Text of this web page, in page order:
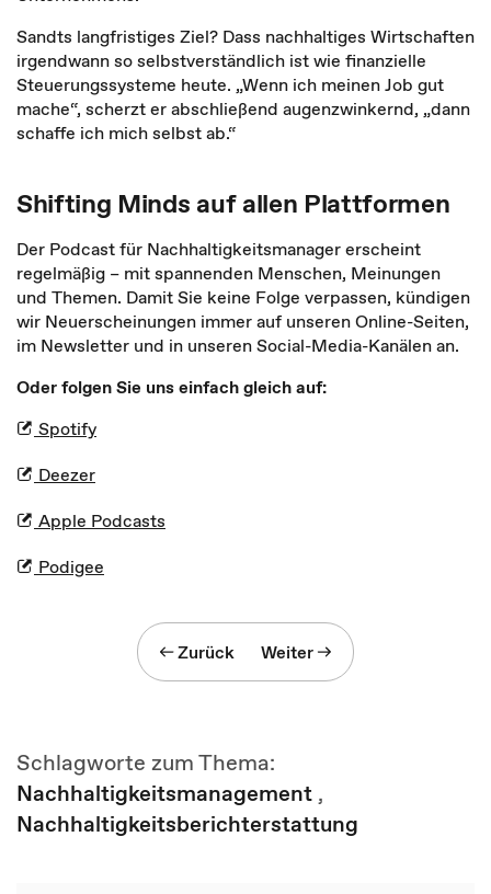
Sandts langfristiges Ziel? Dass nachhaltiges Wirtschaften
irgendwann so selbstverständlich ist wie finanzielle
Steuerungssysteme heute. „Wenn ich meinen Job gut
mache“, scherzt er abschließend augenzwinkernd, „dann
schaffe ich mich selbst ab.“
Shifting Minds auf allen Plattformen
Der Podcast für Nachhaltigkeitsmanager erscheint
regelmäßig – mit spannenden Menschen, Meinungen
und Themen. Damit Sie keine Folge verpassen, kündigen
wir Neuerscheinungen immer auf unseren Online-Seiten,
im Newsletter und in unseren Social-Media-Kanälen an.
Oder folgen Sie uns einfach gleich auf:
Spotify
Deezer
Apple Podcasts
Podigee
Zurück Weiter
Schlagworte zum Thema:
Nachhaltigkeitsmanagement ,
Nachhaltigkeitsberichterstattung